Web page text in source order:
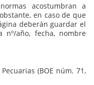
acostumbran a
en caso de que
deberán guardar el
nº/año, fecha, nombre
(BOE núm. 71,